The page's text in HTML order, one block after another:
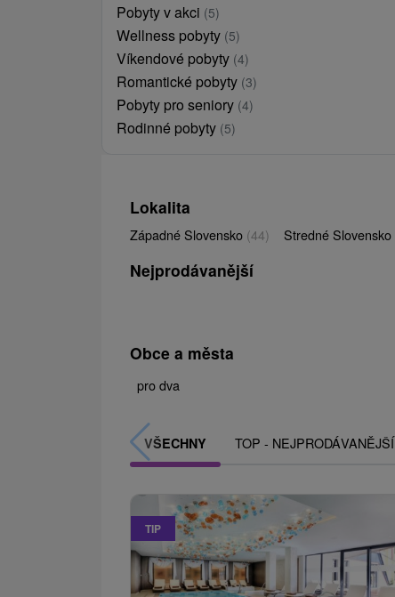
Pobyty v akci (5)
Wellness pobyty (5)
Víkendové pobyty (4)
Romantické pobyty (3)
Pobyty pro seniory (4)
Rodinné pobyty (5)
Lokalita
Západné Slovensko (44) Stredné Slovensko
Nejprodávanější
Obce a města
pro dva
VŠECHNY TOP - NEJPRODÁVANĚJŠÍ
TIP